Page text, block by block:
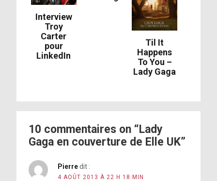
Interview
Troy
Carter
pour
LinkedIn
Til It
Happens
To You –
Lady Gaga
10 commentaires on “Lady
Gaga en couverture de Elle UK”
Pierre dit :
4 AOÛT 2013 À 22 H 18 MIN